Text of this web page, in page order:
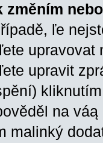
změním
ľe
upravovat
upravit
na
malinký